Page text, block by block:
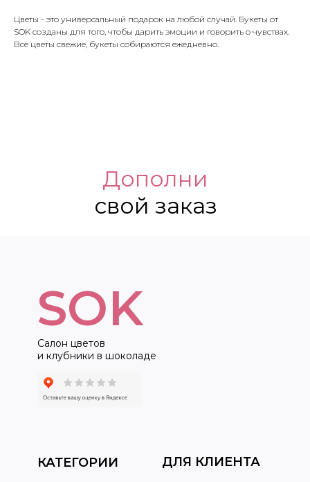
Цветы - это универсальный подарок на любой случай. Букеты от
SOK созданы для того, чтобы дарить эмоции и говорить о чувствах.
Все цветы свежие, букеты собираются ежедневно.
Дополни
свой заказ
Салон цветов
и клубники в шоколаде
КАТЕГОРИИ ДЛЯ КЛИЕНТА
SOK